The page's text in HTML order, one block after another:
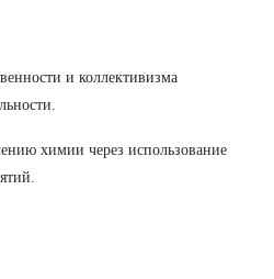
и коллективизма
химии через использование